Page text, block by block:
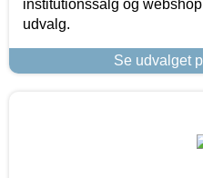
institutionssalg og
udvalg.
Se udvalget